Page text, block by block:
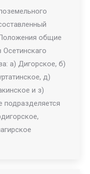
общие
а) Дигорское, б)
д)
и з)
подразделяется